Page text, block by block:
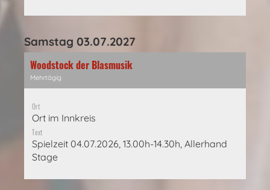
Samstag 03.07.2027
Woodstock der Blasmusik
Mehrtägig
Ort
Ort im Innkreis
Text
Spielzeit 04.07.2026, 13.00h-14.30h, Allerhand
Stage